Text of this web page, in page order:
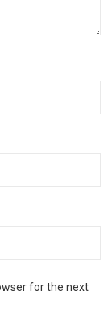
for the next